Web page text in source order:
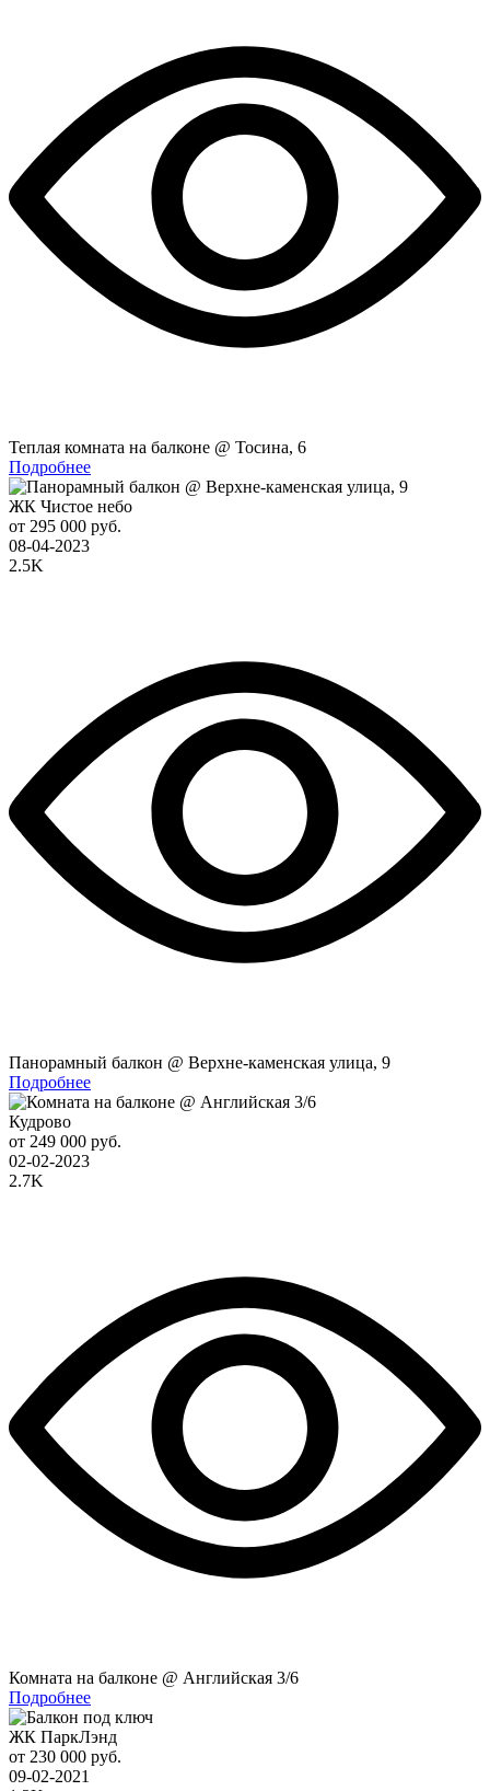
Теплая комната на балконе @ Тосина, 6
Подробнее
ЖК Чистое небо
от 295 000 руб.
08-04-2023
2.5K
Панорамный балкон @ Верхне-каменская улица, 9
Подробнее
Кудрово
от 249 000 руб.
02-02-2023
2.7K
Комната на балконе @ Английская 3/6
Подробнее
ЖК ПаркЛэнд
от 230 000 руб.
09-02-2021